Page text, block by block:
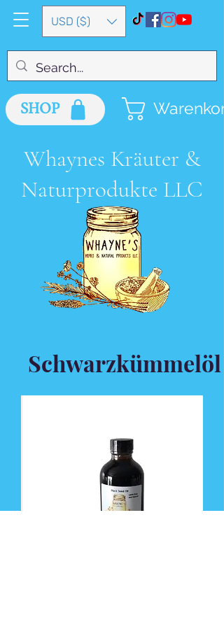
USD ($)
SHOP
Whaynes Kräuter &
Naturprodukte LLC
Schwarzkümmelöl